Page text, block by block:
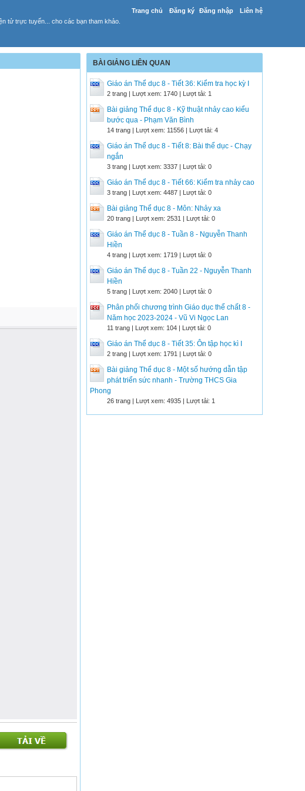
Trang chủ Đăng ký Đăng nhập Liên hệ
tử trực tuyến... cho các bạn tham khảo.
BÀI GIẢNG LIÊN QUAN
Giáo án Thể dục 8 - Tiết 36: Kiểm tra học kỳ I
2 trang | Lượt xem: 1740 | Lượt tải: 1
Bài giảng Thể dục 8 - Kỹ thuật nhảy cao kiểu
bước qua - Phạm Văn Bình
14 trang | Lượt xem: 11556 | Lượt tải: 4
Giáo án Thể dục 8 - Tiết 8: Bài thể dục - Chạy
ngắn
3 trang | Lượt xem: 3337 | Lượt tải: 0
Giáo án Thể dục 8 - Tiết 66: Kiểm tra nhảy cao
3 trang | Lượt xem: 4487 | Lượt tải: 0
Bài giảng Thể dục 8 - Môn: Nhảy xa
20 trang | Lượt xem: 2531 | Lượt tải: 0
Giáo án Thể dục 8 - Tuần 8 - Nguyễn Thanh
Hiền
4 trang | Lượt xem: 1719 | Lượt tải: 0
Giáo án Thể dục 8 - Tuần 22 - Nguyễn Thanh
Hiền
5 trang | Lượt xem: 2040 | Lượt tải: 0
Phân phối chương trình Giáo dục thể chất 8 -
Năm học 2023-2024 - Vũ Vi Ngọc Lan
11 trang | Lượt xem: 104 | Lượt tải: 0
Giáo án Thể dục 8 - Tiết 35: Ôn tập học kì I
2 trang | Lượt xem: 1791 | Lượt tải: 0
Bài giảng Thể dục 8 - Một số hướng dẫn tập
phát triển sức nhanh - Trường THCS Gia
Phong
26 trang | Lượt xem: 4935 | Lượt tải: 1